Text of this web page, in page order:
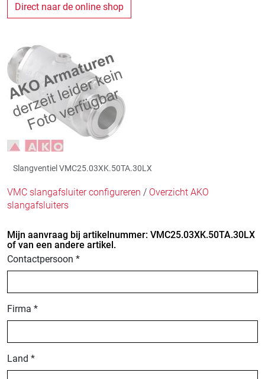
Direct naar de online shop
Slangventiel VMC25.03XK.50TA.30LX
VMC slangafsluiter configureren / Overzicht AKO
slangafsluiters
Mijn aanvraag bij artikelnummer: VMC25.03XK.50TA.30LX
of van een andere artikel.
Contactpersoon *
Firma *
Land *